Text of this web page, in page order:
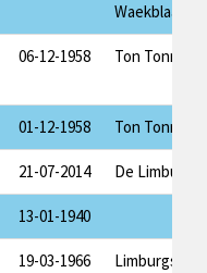
Waekblaad
06-12-1958 Ton Tonnaer
01-12-1958 Ton Tonnaer
21-07-2014 De Limburger
13-01-1940
19-03-1966
Limburgsch